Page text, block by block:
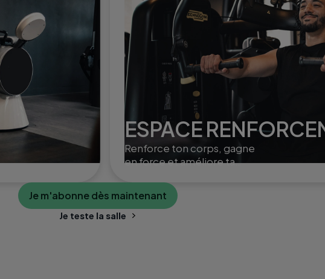
ESPACE
Renforce ton corps, gagne
en force et améliore ta
exercices ciblés et variés.
Je m'abonne dès maintenant
Je teste la salle